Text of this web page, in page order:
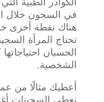
في السجون خلال
هناك نقطة أخرى
تحتاج المرأة
الحسبان
الشخصية.
أعطيك مثالًا من
نعطي السجينات